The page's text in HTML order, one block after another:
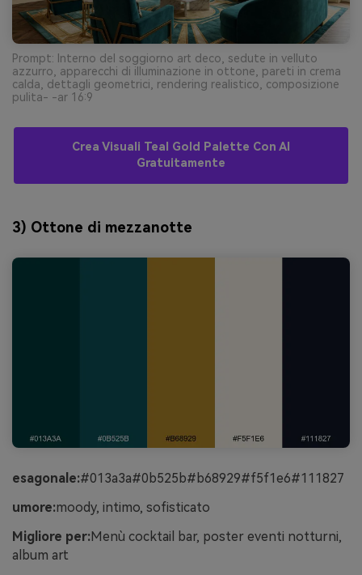
Prompt: Interno del soggiorno art deco, sedute in velluto
azzurro, apparecchi di illuminazione in ottone, pareti in crema
calda, dettagli geometrici, rendering realistico, composizione
pulita- -ar 16:9
Crea Visuali Teal Gold Palette Con AI
Gratuitamente
3) Ottone di mezzanotte
esagonale:#013a3a#0b525b#b68929#f5f1e6#111827
umore:moody, intimo, sofisticato
Migliore per:Menù cocktail bar, poster eventi notturni,
album art